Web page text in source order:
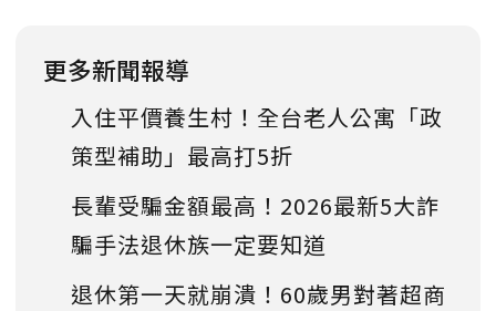
更多新聞報導
入住平價養生村！全台老人公寓「政
策型補助」最高打5折
長輩受騙金額最高！2026最新5大詐
騙手法退休族一定要知道
退休第一天就崩潰！60歲男對著超商